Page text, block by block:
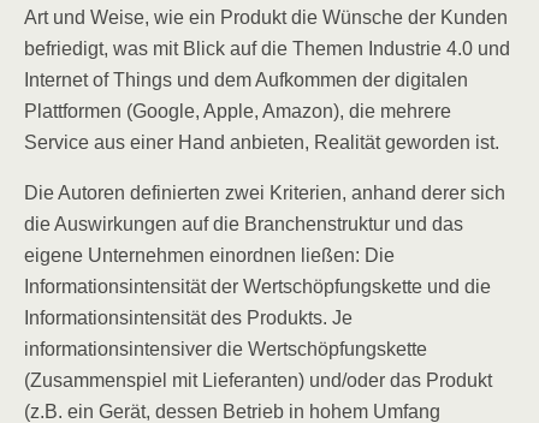
Art und Weise, wie ein Produkt die Wünsche der Kunden
befriedigt, was mit Blick auf die Themen Industrie 4.0 und
Internet of Things und dem Aufkommen der digitalen
Plattformen (Google, Apple, Amazon), die mehrere
Service aus einer Hand anbieten, Realität geworden ist.
Die Autoren definierten zwei Kriterien, anhand derer sich
die Auswirkungen auf die Branchenstruktur und das
eigene Unternehmen einordnen ließen: Die
Informationsintensität der Wertschöpfungskette und die
Informationsintensität des Produkts. Je
informationsintensiver die Wertschöpfungskette
(Zusammenspiel mit Lieferanten) und/oder das Produkt
(z.B. ein Gerät, dessen Betrieb in hohem Umfang